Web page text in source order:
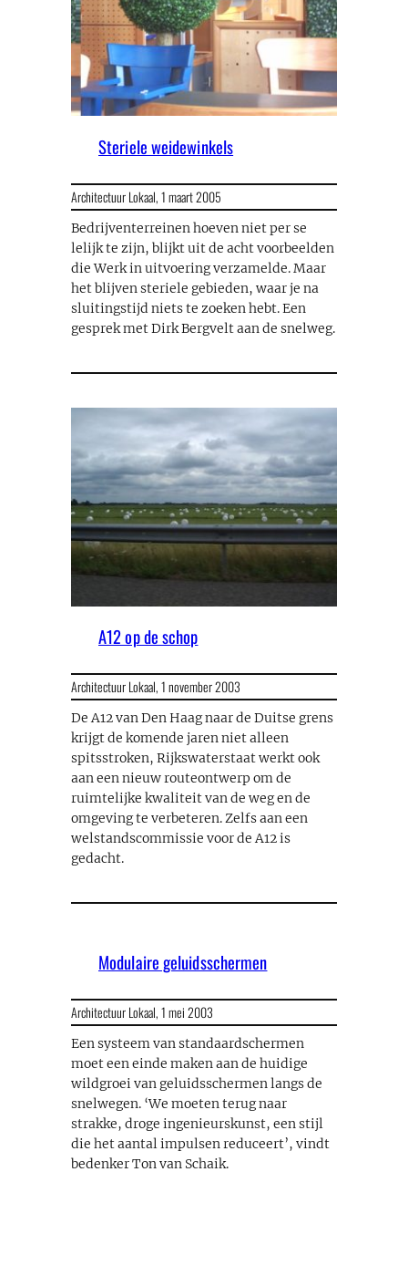
Steriele weidewinkels
Architectuur Lokaal,1 maart 2005
Bedrijventerreinen hoeven niet per se
lelijk te zijn, blijkt uit de acht voorbeelden
die Werk in uitvoering verzamelde. Maar
het blijven steriele gebieden, waar je na
sluitingstijd niets te zoeken hebt. Een
gesprek met Dirk Bergvelt aan de snelweg.
A12 op de schop
Architectuur Lokaal,1 november 2003
De A12 van Den Haag naar de Duitse grens
krijgt de komende jaren niet alleen
spitsstroken, Rijkswaterstaat werkt ook
aan een nieuw routeontwerp om de
ruimtelijke kwaliteit van de weg en de
omgeving te verbeteren. Zelfs aan een
welstandscommissie voor de A12 is
gedacht.
Modulaire geluidsschermen
Architectuur Lokaal,1 mei 2003
Een systeem van standaardschermen
moet een einde maken aan de huidige
wildgroei van geluidsschermen langs de
snelwegen. ‘We moeten terug naar
strakke, droge ingenieurskunst, een stijl
die het aantal impulsen reduceert’, vindt
bedenker Ton van Schaik.